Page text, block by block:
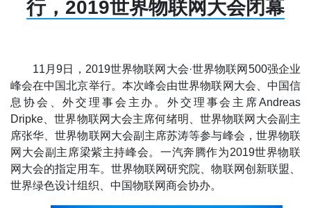
行，2019世界物联网大会闭幕
11月9日，2019世界物联网大会·世界物联网500强企业
峰会在中国北京举行。本次峰会由世界物联网大会、中国信
息协会、外交理事会主办。外交理事会主席Andreas
Dripke、世界物联网大会主席何绪明、世界物联网大会副主
席张华、世界物联网大会副主席苏涛等参与峰会，世界物联
网大会副主席梁紫主持峰会。一汽奔腾作为2019世界物联
网大会的指定用车。世界物联网研究院、物联网创新联盟、
世界绿色设计组织、中国物联网商会协办。